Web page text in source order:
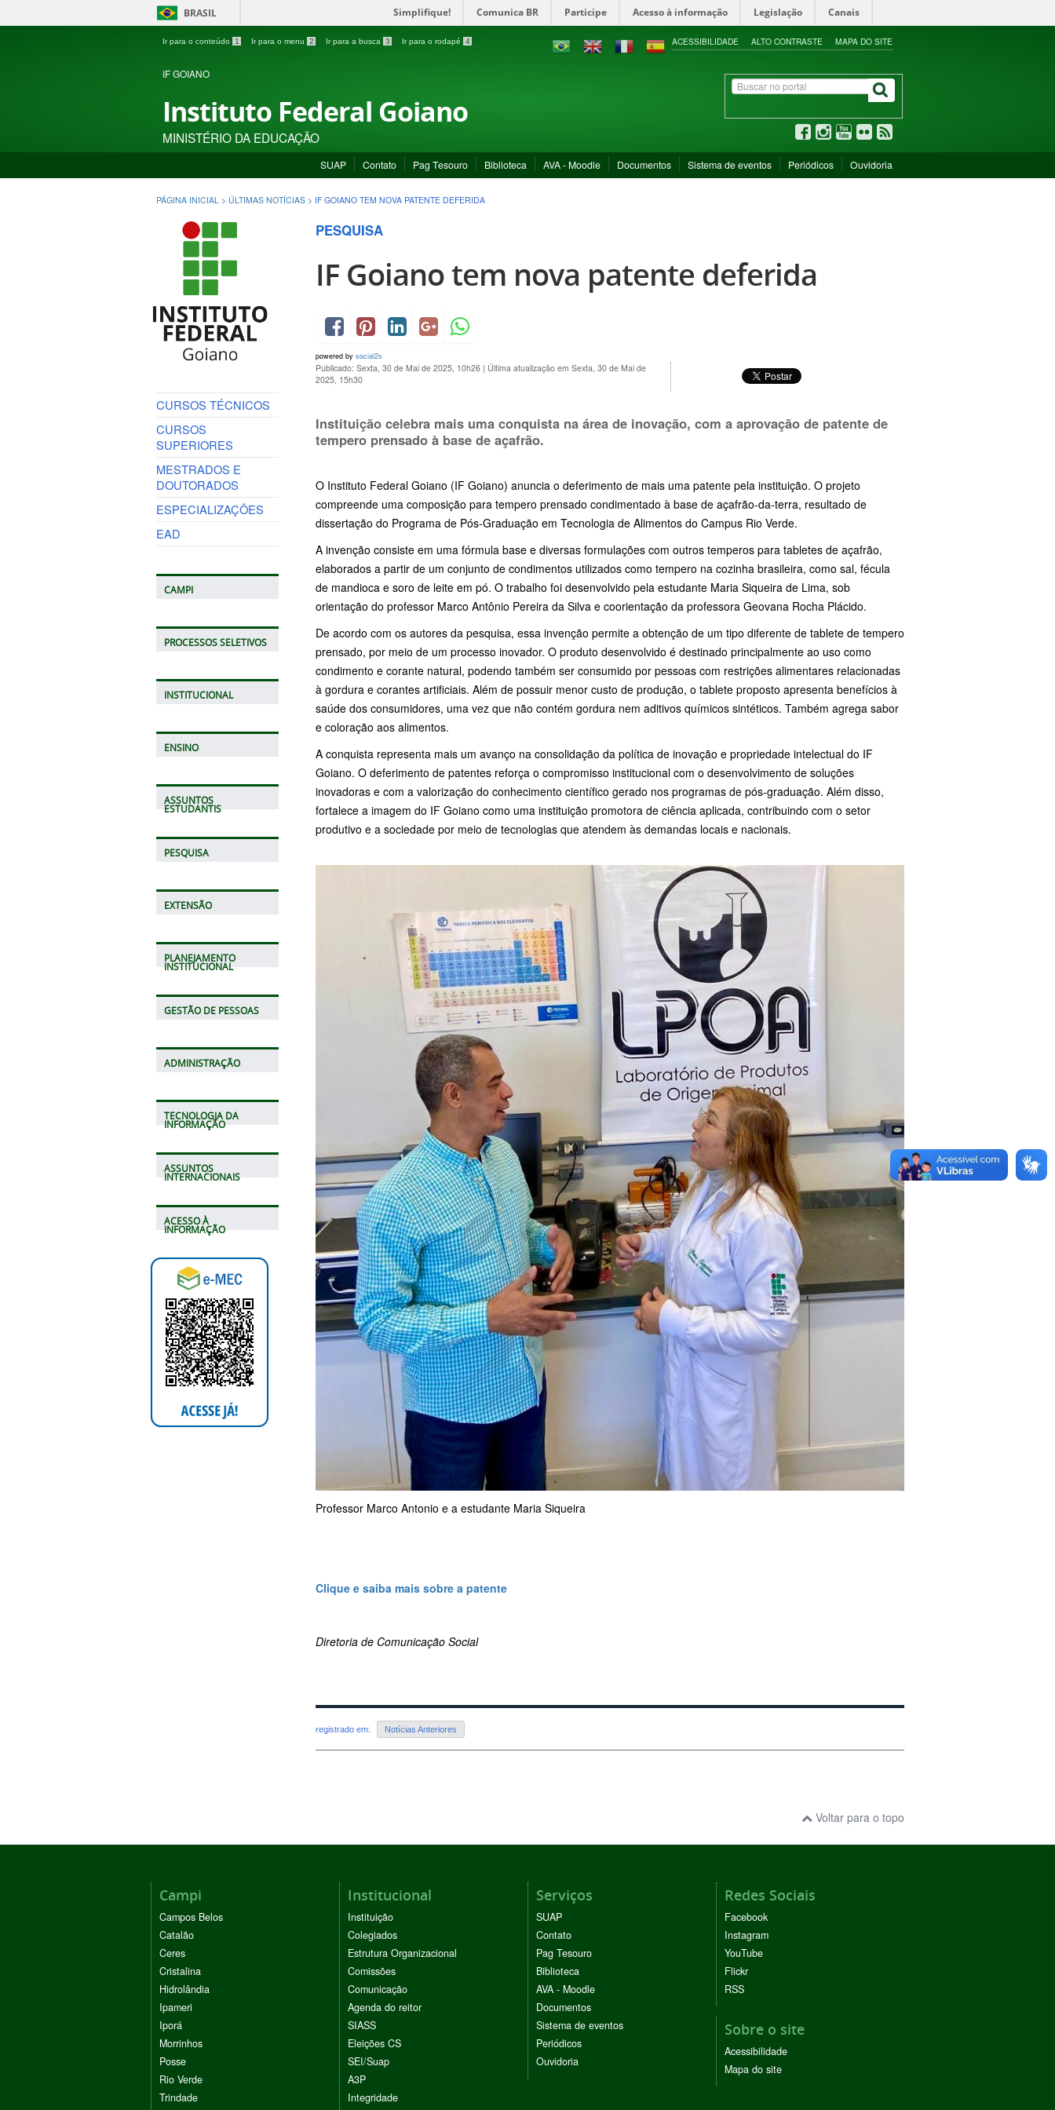
BRASIL Simplifique! Comunica BR Participe Acesso à informação Legislação Canais
Ir para o conteúdo 1 Ir para o menu 2 Ir para a busca 3 Ir para o rodapé 4 ACESSIBILIDADE ALTO CONTRASTE MAPA DO SITE
IF GOIANO
Instituto Federal Goiano
MINISTÉRIO DA EDUCAÇÃO
SUAP Contato Pag Tesouro Biblioteca AVA - Moodle Documentos Sistema de eventos Periódicos Ouvidoria
PÁGINA INICIAL > ÚLTIMAS NOTÍCIAS > IF GOIANO TEM NOVA PATENTE DEFERIDA
CURSOS TÉCNICOS
CURSOS
SUPERIORES
MESTRADOS E
DOUTORADOS
ESPECIALIZAÇÕES
EAD
CAMPI
PROCESSOS SELETIVOS
INSTITUCIONAL
ENSINO
ASSUNTOS
ESTUDANTIS
PESQUISA
EXTENSÃO
PLANEJAMENTO
INSTITUCIONAL
GESTÃO DE PESSOAS
ADMINISTRAÇÃO
TECNOLOGIA DA
INFORMAÇÃO
ASSUNTOS
INTERNACIONAIS
ACESSO À
INFORMAÇÃO
PESQUISA
IF Goiano tem nova patente deferida
powered by social2s
Publicado: Sexta, 30 de Mai de 2025, 10h26 | Última atualização em Sexta, 30 de Mai de
2025, 15h30
Instituição celebra mais uma conquista na área de inovação, com a aprovação de patente de
tempero prensado à base de açafrão.
O Instituto Federal Goiano (IF Goiano) anuncia o deferimento de mais uma patente pela instituição. O projeto
compreende uma composição para tempero prensado condimentado à base de açafrão-da-terra, resultado de
dissertação do Programa de Pós-Graduação em Tecnologia de Alimentos do Campus Rio Verde.
A invenção consiste em uma fórmula base e diversas formulações com outros temperos para tabletes de açafrão,
elaborados a partir de um conjunto de condimentos utilizados como tempero na cozinha brasileira, como sal, fécula
de mandioca e soro de leite em pó. O trabalho foi desenvolvido pela estudante Maria Siqueira de Lima, sob
orientação do professor Marco Antônio Pereira da Silva e coorientação da professora Geovana Rocha Plácido.
De acordo com os autores da pesquisa, essa invenção permite a obtenção de um tipo diferente de tablete de tempero
prensado, por meio de um processo inovador. O produto desenvolvido é destinado principalmente ao uso como
condimento e corante natural, podendo também ser consumido por pessoas com restrições alimentares relacionadas
à gordura e corantes artificiais. Além de possuir menor custo de produção, o tablete proposto apresenta benefícios à
saúde dos consumidores, uma vez que não contém gordura nem aditivos químicos sintéticos. Também agrega sabor
e coloração aos alimentos.
A conquista representa mais um avanço na consolidação da política de inovação e propriedade intelectual do IF
Goiano. O deferimento de patentes reforça o compromisso institucional com o desenvolvimento de soluções
inovadoras e com a valorização do conhecimento científico gerado nos programas de pós-graduação. Além disso,
fortalece a imagem do IF Goiano como uma instituição promotora de ciência aplicada, contribuindo com o setor
produtivo e a sociedade por meio de tecnologias que atendem às demandas locais e nacionais.
Professor Marco Antonio e a estudante Maria Siqueira
Clique e saiba mais sobre a patente
Diretoria de Comunicação Social
registrado em: Notícias Anteriores
Voltar para o topo
Campi
Campos Belos
Catalão
Ceres
Cristalina
Hidrolândia
Ipameri
Iporá
Morrinhos
Posse
Rio Verde
Trindade
Institucional
Instituição
Colegiados
Estrutura Organizacional
Comissões
Comunicação
Agenda do reitor
SIASS
Eleições CS
SEI/Suap
A3P
Integridade
Serviços
SUAP
Contato
Pag Tesouro
Biblioteca
AVA - Moodle
Documentos
Sistema de eventos
Periódicos
Ouvidoria
Redes Sociais
Facebook
Instagram
YouTube
Flickr
RSS
Sobre o site
Acessibilidade
Mapa do site